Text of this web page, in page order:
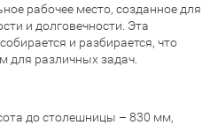
рабочее место, созданное для
и долговечности. Эта
и разбирается, что
для различных задач.
до столешницы – 830 мм,